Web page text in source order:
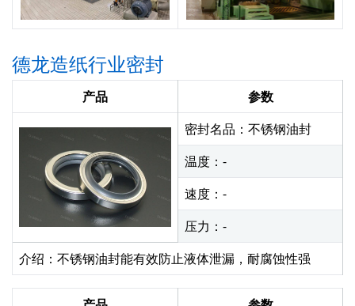
德龙造纸行业密封
产品
参数
密封名品：不锈钢油封
温度：-
速度：-
压力：-
介绍：不锈钢油封能有效防止液体泄漏，耐腐蚀性强